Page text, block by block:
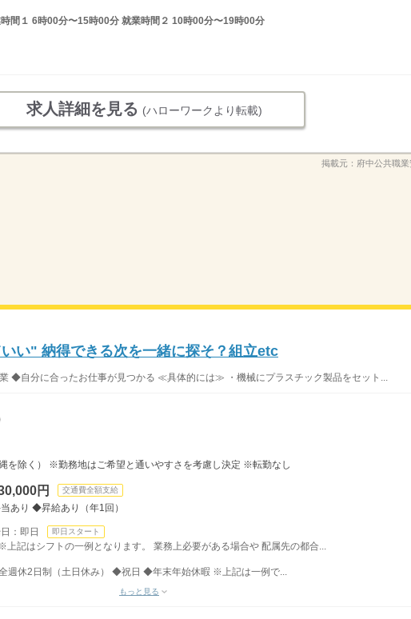
間１ 6時00分〜15時00分 就業時間２ 10時00分〜19時00分
求人詳細を見る (ハローワークより転載)
掲載元： 府中公共職
い" 納得できる次を一緒に探そ？組立etc
◆自分に合ったお仕事が見つかる ≪具体的には≫ ・機械にプラスチック製品をセット...
を除く） ※勤務地はご希望と通いやすさを考慮し決定 ※転勤なし
円 交通費全額支給
あり ◆昇給あり（年1回）
：即日 即日スタート
記はシフトの一例となります。 業務上必要がある場合や 配属先の都合...
週休2日制（土日休み） ◆祝日 ◆年末年始休暇 ※上記は一例で...
もっと見る